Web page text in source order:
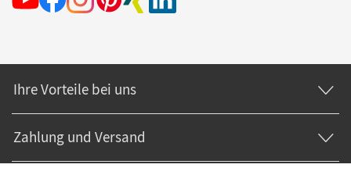
Ihre Vorteile bei uns
Zahlung und Versand